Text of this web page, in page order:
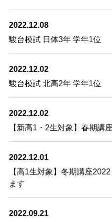
2022.12.08
駿台模試 日体3年 学年1位
2022.12.02
駿台模試 北高2年 学年1位
2022.12.02
【新高1・2生対象】春期講
2022.12.01
【高1生対象】冬期講座
ます
2022.09.21